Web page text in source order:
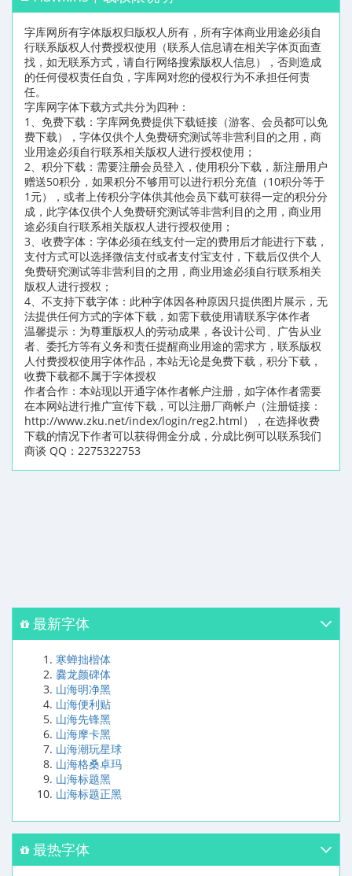
字库网所有字体版权归版权人所有，所有字体商业用途必须自
行联系版权人付费授权使用（联系人信息请在相关字体页面查
找，如无联系方式，请自行网络搜索版权人信息），否则造成
的任何侵权责任自负，字库网对您的侵权行为不承担任何责
任。
字库网字体下载方式共分为四种：
1、免费下载：字库网免费提供下载链接（游客、会员都可以免
费下载），字体仅供个人免费研究测试等非营利目的之用，商
业用途必须自行联系相关版权人进行授权使用；
2、积分下载：需要注册会员登入，使用积分下载，新注册用户
赠送50积分，如果积分不够用可以进行积分充值（10积分等于
1元），或者上传积分字体供其他会员下载可获得一定的积分分
成，此字体仅供个人免费研究测试等非营利目的之用，商业用
途必须自行联系相关版权人进行授权使用；
3、收费字体：字体必须在线支付一定的费用后才能进行下载，
支付方式可以选择微信支付或者支付宝支付，下载后仅供个人
免费研究测试等非营利目的之用，商业用途必须自行联系相关
版权人进行授权；
4、不支持下载字体：此种字体因各种原因只提供图片展示，无
法提供任何方式的字体下载，如需下载使用请联系字体作者
温馨提示：为尊重版权人的劳动成果，各设计公司、广告从业
者、委托方等有义务和责任提醒商业用途的需求方，联系版权
人付费授权使用字体作品，本站无论是免费下载，积分下载，
收费下载都不属于字体授权
作者合作：本站现以开通字体作者帐户注册，如字体作者需要
在本网站进行推广宣传下载，可以注册厂商帐户（注册链接：
http://www.zku.net/index/login/reg2.html），在选择收费
下载的情况下作者可以获得佣金分成，分成比例可以联系我们
商谈 QQ：2275322753
最新字体
寒蝉拙楷体
爨龙颜碑体
山海明净黑
山海便利贴
山海先锋黑
山海摩卡黑
山海潮玩星球
山海格桑卓玛
山海标题黑
山海标题正黑
最热字体